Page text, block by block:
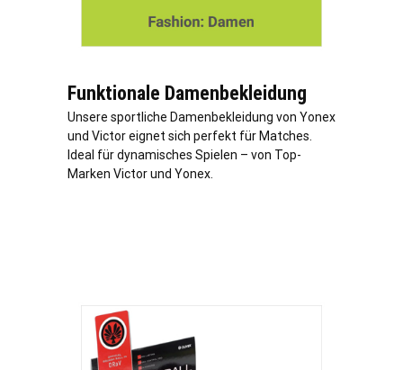
Funktionale Damenbekleidung
Unsere sportliche Damenbekleidung von Yonex
und Victor eignet sich perfekt für Matches.
Ideal für dynamisches Spielen – von Top-
Marken Victor und Yonex.